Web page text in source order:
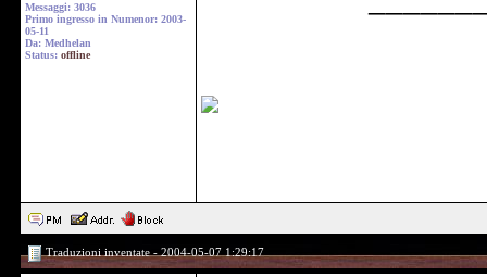
Messaggi: 3036
Primo ingresso in Numenor: 2003-
05-11
Da: Medhelan
Status: offline
Traduzioni inventate - 2004-05-07 1:29:17